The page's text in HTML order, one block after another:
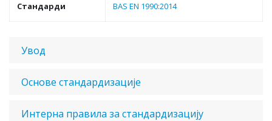
Стандарди BAS EN 1990:2014
Увод
Основе стандардизације
Интерна правила за стандардизацију